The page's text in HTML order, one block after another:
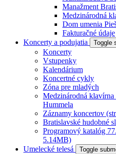
Manažment
Medzinárodná
Dom umenia
Fakturačné údaje
Koncerty a podujatia
Toggle
Koncerty
Vstupenky
Kalendárium
Koncertné cykly
Zóna pre mladých
Medzinárodná klavírna
Hummela
Záznamy koncertov
Bratislavské hudobné
Programový katalóg
5.14MB)
Umelecké telesá
Toggle